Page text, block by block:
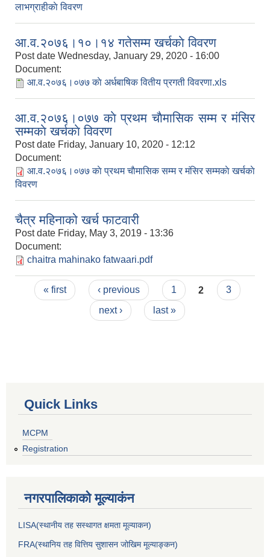
लाभग्राहीकाे विवरण
आ.व.२०७६।१०।१४ गतेसम्म खर्चकाे विवरण
Post date Wednesday, January 29, 2020 - 16:00
Document:
आ.व.२०७६।०७७ काे अर्धबाषिक वितीय प्रगती विवरणा.xls
आ.व.२०७६।०७७ काे प्रथम चाैमासिक सम्म र मंसिर
सम्मकाे खर्चकाे विवरण
Post date Friday, January 10, 2020 - 12:12
Document:
आ.व.२०७६।०७७ काे प्रथम चाैमासिक सम्म र मंसिर सम्मकाे खर्चकाे
विवरण
चैत्र महिनाको खर्च फाटवारी
Post date Friday, May 3, 2019 - 13:36
Document:
chaitra mahinako fatwaari.pdf
Pages
« first ‹ previous 1 2
3
next ›
last »
Quick Links
MCPM
Registration
नगरपालिकाकाे मूल्याकंन
LISA(स्थानीय तह सस्थागत क्षमता मूल्याक‌न)
FRA(स्थानिय तह वित्तिय सुशासन जोखिम मूल्याङ्कन)